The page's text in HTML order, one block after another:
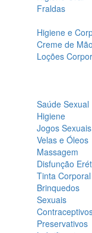
Fraldas
Higiene e
Creme de
Loções
Saúde Sexual
Higiene
Jogos Sexuais
Velas e Óleos
Massagem
Disfunção
Tinta Corporal
Brinquedos
Sexuais
Preservativos